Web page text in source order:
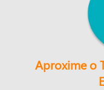
Aproxime o